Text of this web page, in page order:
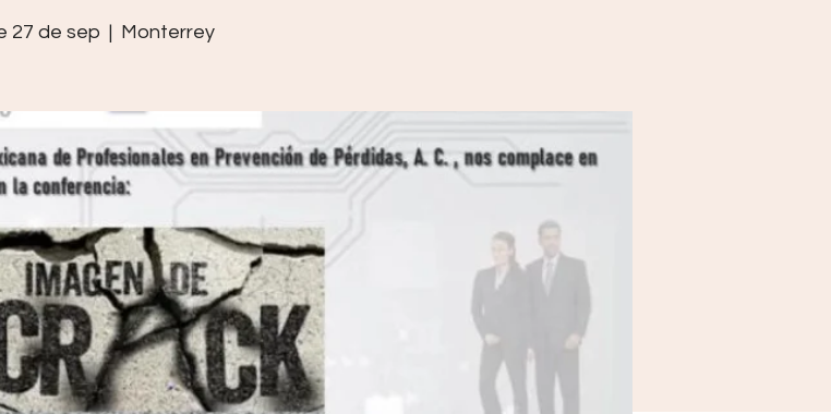
27 de sep
  |
Monterrey